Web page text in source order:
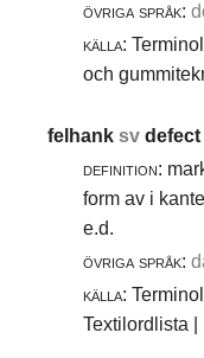
övriga språk:
källa:
och
felhanksvdefect
definition:
form av i
e.d.
övriga språk:
källa:
Textilordlista |